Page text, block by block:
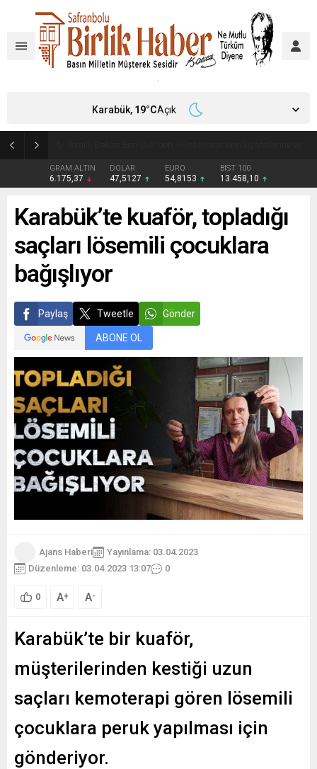
GRAM ALTIN
6.175,37
DOLAR
47,5127
EURO
54,8153
BIST 100
13.458,10
Karabük, 19°CAçık
Karabük’te kuaför, topladığı
saçları lösemili çocuklara
bağışlıyor
Paylaş Tweetle Gönder
ABONE OL
Ajans Haberi
Yayınlama: 03.04.2023
Düzenleme: 03.04.2023 13:07
0
0 A+ A-
Karabük’te bir kuaför,
müşterilerinden kestiği uzun
saçları kemoterapi gören lösemili
çocuklara peruk yapılması için
gönderiyor.